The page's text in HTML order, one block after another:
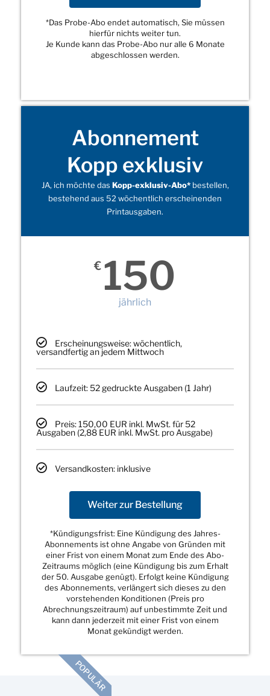
*Das Probe-Abo endet automatisch, Sie müssen
hierfür nichts weiter tun.
Je Kunde kann das Probe-Abo nur alle 6 Monate
abgeschlossen werden.
Abonnement
Kopp exklusiv
JA, ich möchte das Kopp-exklusiv-Abo*bestellen,
bestehend aus 52 wöchentlich erscheinenden
Printausgaben.
€ 150
jährlich
Erscheinungsweise: wöchentlich,
versandfertig an jedem Mittwoch
Laufzeit: 52 gedruckte Ausgaben (1 Jahr)
Preis: 150,00 EUR inkl. MwSt. für 52
Ausgaben (2,88 EUR inkl. MwSt. pro Ausgabe)
Versandkosten: inklusive
Weiter zur Bestellung
*Kündigungsfrist: Eine Kündigung des Jahres-
Abonnements ist ohne Angabe von Gründen mit
einer Frist von einem Monat zum Ende des Abo-
Zeitraums möglich (eine Kündigung bis zum Erhalt
der 50. Ausgabe genügt). Erfolgt keine Kündigung
des Abonnements, verlängert sich dieses zu den
vorstehenden Konditionen (Preis pro
Abrechnungszeitraum) auf unbestimmte Zeit und
kann dann jederzeit mit einer Frist von einem
Monat gekündigt werden.
POPULÄR